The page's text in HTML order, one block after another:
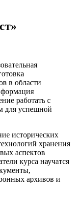
в области
работать с
для успешной
исторических
хранения
аспектов
курса научатся
архивов и